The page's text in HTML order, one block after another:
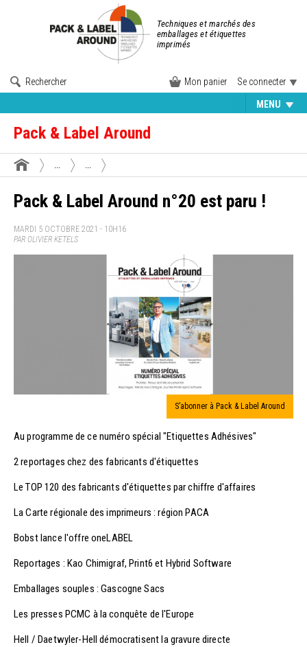
Techniques et marchés des
emballages et étiquettes
imprimés
Rechercher Mon panier Se connecter
MENU
Pack & Label Around
Pack & Label Around n°20 est paru !
MARDI 5 OCTOBRE 2021 - 10H16
PAR OLIVIER KETELS
S’abonner à Pack & Label Around
Au programme de ce numéro spécial "Etiquettes Adhésives"
2 reportages chez des fabricants d'étiquettes
Le TOP 120 des fabricants d'étiquettes par chiffre d'affaires
La Carte régionale des imprimeurs : région PACA
Bobst lance l'offre oneLABEL
Reportages : Kao Chimigraf, Print6 et Hybrid Software
Emballages souples : Gascogne Sacs
Les presses PCMC à la conquête de l'Europe
Hell / Daetwyler-Hell démocratisent la gravure directe